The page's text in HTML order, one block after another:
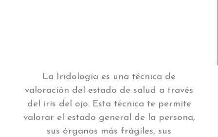
La Iridología es una técnica de
valoración del estado de salud a través
del iris del ojo. Esta técnica te permite
valorar el estado general de la persona,
sus órganos más frágiles, sus